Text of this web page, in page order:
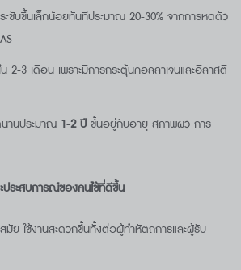
ะชับขึ้นเล็กน้อยทันทีประมาณ 20-30% จากการหดตัว
2-3 เดือน เพราะมีการกระตุ้นคอลลาเจนและอิลาสติ
านประมาณ 1-2ปี ขึ้นอยู่กับอายุ สภาพผิว การ
ประสบการณ์ของคนไข้ที่ดีขึ้น
มัย ใช้งานสะดวกขึ้นทั้งต่อผู้ทำหัตถการและผู้รับ